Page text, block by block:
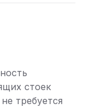
стоек
требуется